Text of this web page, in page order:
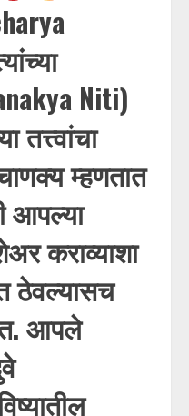
Niti)
तत्त्वांचा
म्हणतात
आपल्या
कराव्याशा
ठेवल्यासच
आपले